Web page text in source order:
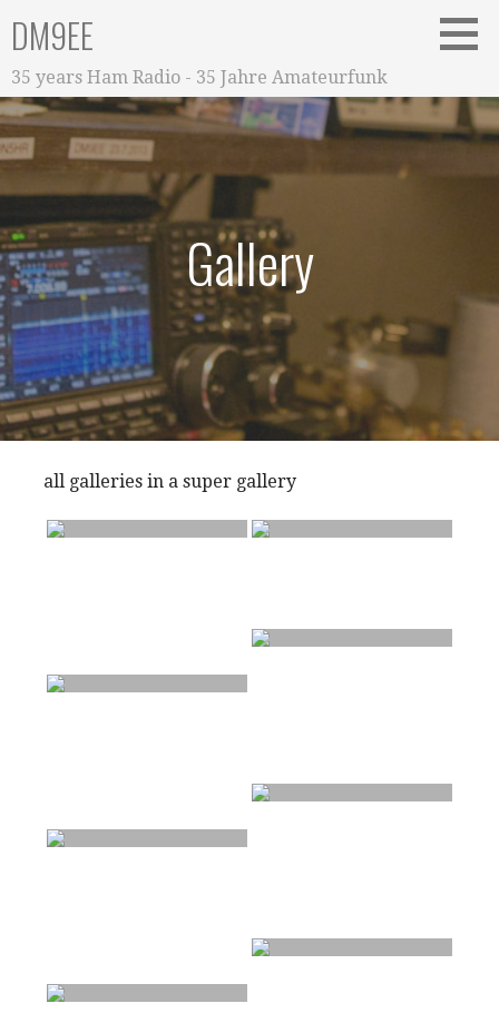
Inhalt
springen
DM9EE
35 years Ham Radio - 35 Jahre Amateurfunk
Gallery
all galleries in a super gallery